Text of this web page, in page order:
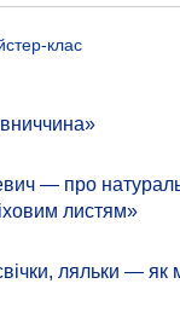
клас
— про
листям»
ляльки — як